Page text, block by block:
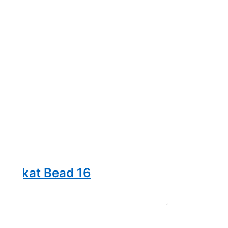
Bead 16